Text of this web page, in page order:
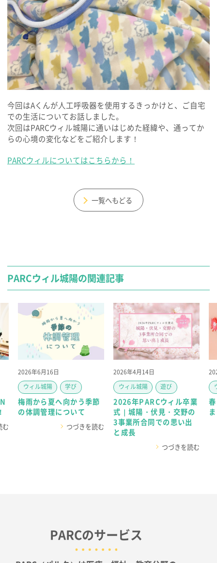
今回はAくんが人工呼吸器を使用するきっかけと、ご自宅
での生活についてお話しました。
次回はPARCウィル城陽に通いはじめた経緯や、通ってか
らの心境の変化などをご紹介します！
PARCウィルについてはこちらから！
一覧へもどる
PARCウィル城陽の関連記事
む
2026年6月16日
ウィル城陽
学び
梅雨から夏へ向かう季節
の体調管理について
つづきを読む
2026年4月14日
ウィル城陽
遊び
2026年PARCウィル卒業
式｜城陽・伏見・交野の
3事業所合同での思い出
と成長
つづきを読む
PARCのサービス